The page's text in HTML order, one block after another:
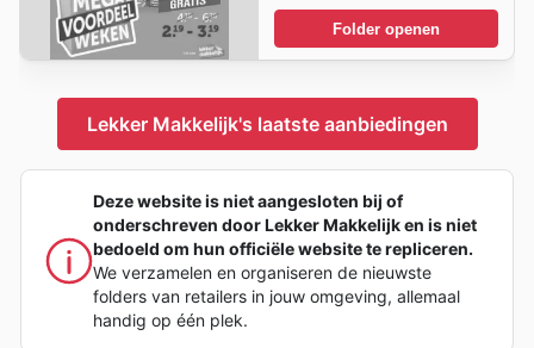
Folder openen
Lekker Makkelijk's laatste aanbiedingen
Deze website is niet aangesloten bij of
onderschreven door Lekker Makkelijk en is niet
bedoeld om hun officiële website te repliceren.
We verzamelen en organiseren de nieuwste
folders van retailers in jouw omgeving, allemaal
handig op één plek.